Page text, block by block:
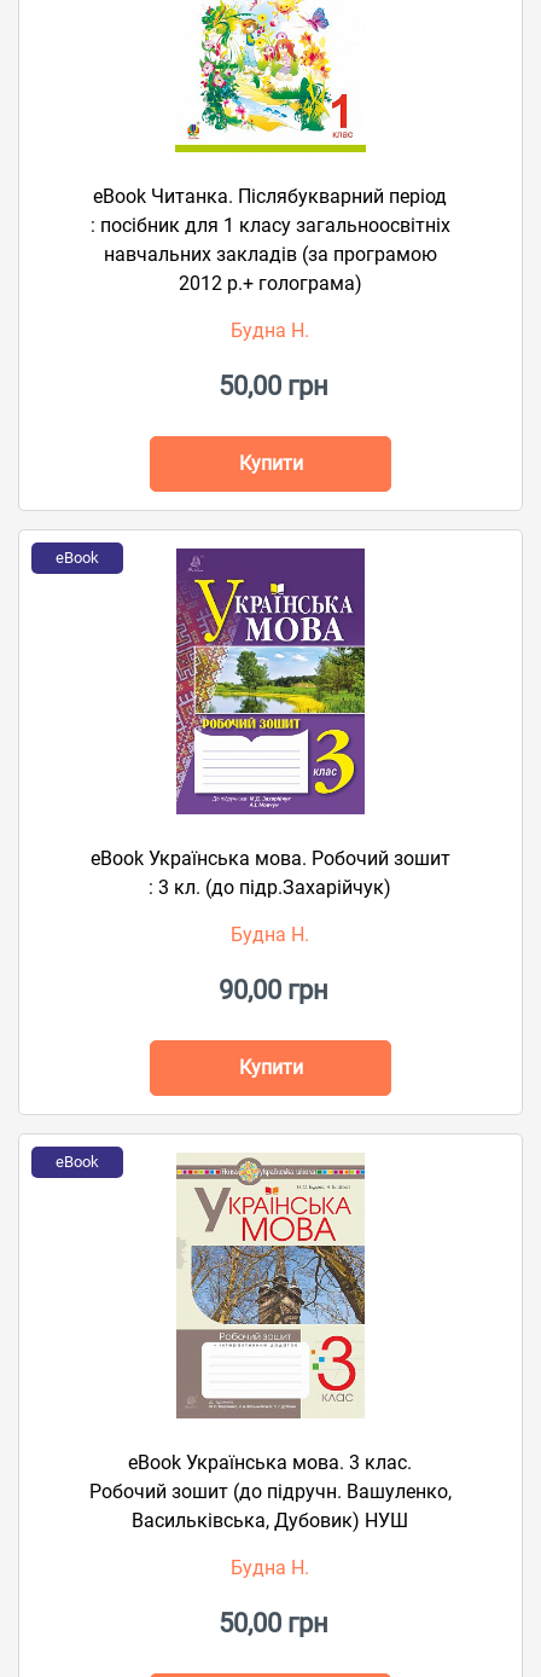
eBook Читанка. Післябукварний період
: посібник для 1 класу загальноосвітніх
навчальних закладів (за програмою
2012 р.+ голограма)
Будна Н.
50,00 грн
Купити
eBook
eBook Українська мова. Робочий зошит
: 3 кл. (до підр.Захарійчук)
Будна Н.
90,00 грн
Купити
eBook
eBook Українська мова. 3 клас.
Робочий зошит (до підручн. Вашуленко,
Васильківська, Дубовик) НУШ
Будна Н.
50,00 грн